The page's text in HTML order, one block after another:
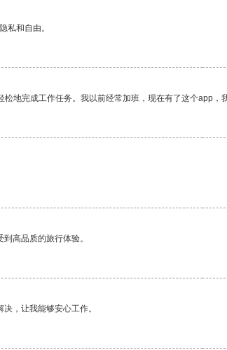
私和自由。
地完成工作任务。我以前经常加班，现在有了这个app，
高品质的旅行体验。
，让我能够安心工作。